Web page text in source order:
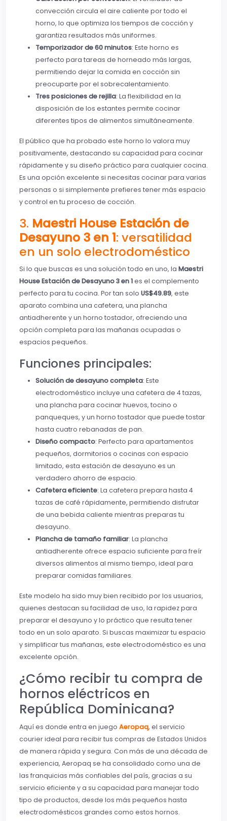
convección circula el aire caliente por todo el
horno, lo que optimiza los tiempos de cocción y
garantiza resultados más uniformes.
Temporizador de 60 minutos: Este horno es
perfecto para tareas de horneado más largas,
permitiendo dejar la comida en cocción sin
preocuparte por el sobrecalentamiento.
Tres posiciones de rejilla: La flexibilidad en la
disposición de los estantes permite cocinar
diferentes tipos de alimentos simultáneamente.
El público que ha probado este horno lo valora muy
positivamente, destacando su capacidad para cocinar
rápidamente y su diseño práctico para cualquier cocina.
Es una opción excelente si necesitas cocinar para varias
personas o si simplemente prefieres tener más espacio
y control en tu proceso de cocción.
3. Maestri House Estación de
Desayuno 3 en 1: versatilidad
en un solo electrodoméstico
Si lo que buscas es una solución todo en uno, la Maestri
House Estación de Desayuno 3 en 1es el complemento
perfecto para tu cocina. Por tan solo US$49.89, este
aparato combina una cafetera, una plancha
antiadherente y un horno tostador, ofreciendo una
opción completa para las mañanas ocupadas o
espacios pequeños.
Funciones principales:
Solución de desayuno completa: Este
electrodoméstico incluye una cafetera de 4 tazas,
una plancha para cocinar huevos, tocino o
panqueques, y un horno tostador que puede tostar
hasta cuatro rebanadas de pan.
Diseño compacto: Perfecto para apartamentos
pequeños, dormitorios o cocinas con espacio
limitado, esta estación de desayuno es un
verdadero ahorro de espacio.
Cafetera eficiente: La cafetera prepara hasta 4
tazas de café rápidamente, permitiendo disfrutar
de una bebida caliente mientras preparas tu
desayuno.
Plancha de tamaño familiar: La plancha
antiadherente ofrece espacio suficiente para freír
diversos alimentos al mismo tiempo, ideal para
preparar comidas familiares.
Este modelo ha sido muy bien recibido por los usuarios,
quienes destacan su facilidad de uso, la rapidez para
preparar el desayuno y lo práctico que resulta tener
todo en un solo aparato. Si buscas maximizar tu espacio
y simplificar tus mañanas, este electrodoméstico es una
excelente opción.
¿Cómo recibir tu compra de
hornos eléctricos en
República Dominicana?
Aquí es donde entra en juego Aeropaq, el servicio
courier ideal para recibir tus compras de Estados Unidos
de manera rápida y segura. Con más de una década de
experiencia, Aeropaq se ha consolidado como una de
las franquicias más confiables del país, gracias a su
servicio eficiente y a su capacidad para manejar todo
tipo de productos, desde los más pequeños hasta
electrodomésticos grandes como estos hornos.